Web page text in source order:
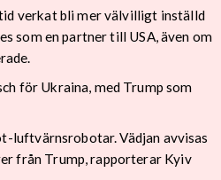
verkat bli mer välvilligt inställd
som en partner till USA, även om
för Ukraina, med Trump som
luftvärnsrobotar. Vädjan avvisas
från Trump, rapporterar Kyiv